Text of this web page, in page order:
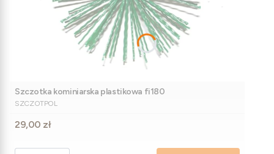
Szczotka kominiarska plastikowa fi180
PRODUCENT
SZCZOTPOL
Cena
29,00 zł